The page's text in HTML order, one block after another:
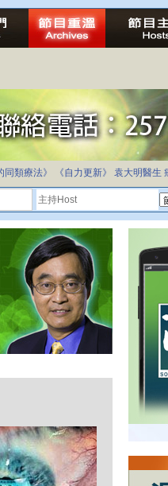
，全民學卷制
同類療法》 《自力更新》 袁大明醫生